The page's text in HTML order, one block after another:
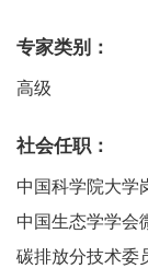
专家类别：
高级
社会任职：
中国科学院大学
中国生态学学会
碳排放分技术委